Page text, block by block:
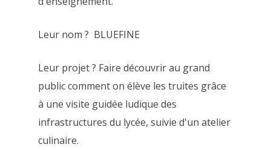
Leur nom ? BLUEFINE
Leur projet ? Faire découvrir au grand
public comment on élève les truites grâce
à une visite guidée ludique des
infrastructures du lycée, suivie d'un atelier
culinaire.